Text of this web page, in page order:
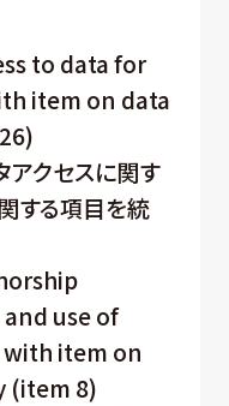
to data for
item on data
アクセスに関す
する項目を統
use of
item on
(item 8)